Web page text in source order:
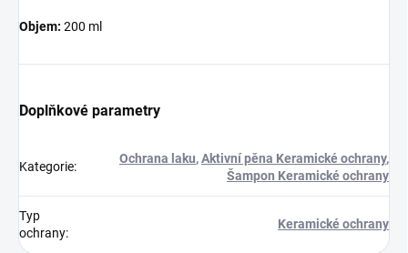
Objem: 200 ml
Doplňkové parametry
Kategorie:
Ochrana laku,Aktivní pěna Keramické ochrany,
Šampon Keramické ochrany
Typ
ochrany:
Keramické ochrany